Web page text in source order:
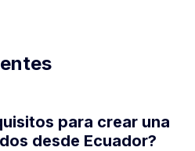
para crear una
desde Ecuador?